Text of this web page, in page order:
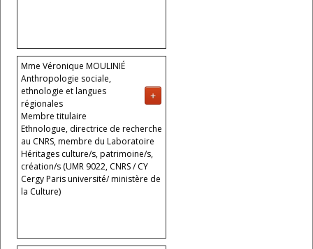
Mme Véronique MOULINIÉ
+
Anthropologie sociale,
ethnologie et langues
régionales
Membre titulaire
Ethnologue, directrice de recherche
au CNRS, membre du Laboratoire
Héritages culture/s, patrimoine/s,
création/s (UMR 9022, CNRS / CY
Cergy Paris université/ ministère de
la Culture)